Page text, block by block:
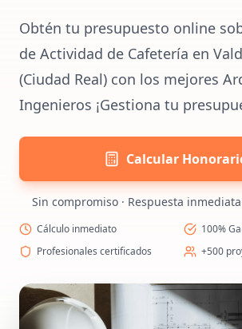
Obtén tu presupuesto online
de Actividad de Cafetería en
(Ciudad Real) con los mejores
Ingenieros ¡Gestiona tu
Calcular
Sin compromiso · Respuesta
Cálculo inmediato
100%
Profesionales certificados
+500